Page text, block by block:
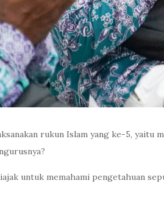
rukun Islam yang ke-5, yaitu
untuk memahami pengetahuan